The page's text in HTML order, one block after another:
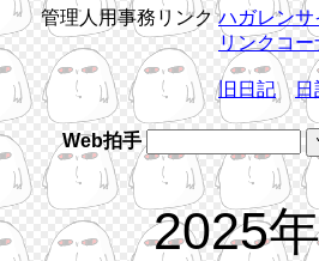
管理人用事務リンク ハガレンサ
リンクコ
旧日記
Web拍手
2025